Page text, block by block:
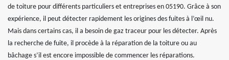
de toiture pour différents particuliers et entreprises en 05190. Grâce à son
expérience, il peut détecter rapidement les origines des fuites à l’œil nu.
Mais dans certains cas, il a besoin de gaz traceur pour les détecter. Après
la recherche de fuite, il procède à la réparation de la toiture ou au
bâchage s’il est encore impossible de commencer les réparations.